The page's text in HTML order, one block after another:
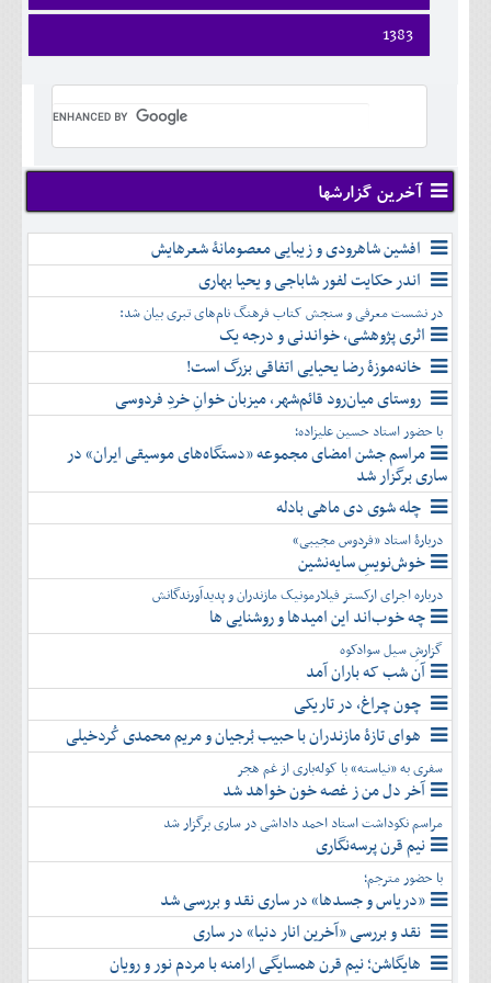
آبان
آذر
دی
بهمن
شهريور
مهر
آبان
آذر
تير
مرداد
شهريور
مهر
دی
بهمن
اسفند
ارديبهشت
خرداد
تير
مرداد
آبان
آذر
دی
بهمن
اسفند
فروردين
ارديبهشت
خرداد
شهريور
مهر
آبان
آذر
دی
بهمن
اسفند
1383
فروردين
تير
مرداد
شهريور
مهر
آبان
آذر
دی
بهمن
اسفند
آخرین گزارشها
افشین شاهرودی و زیبایی معصومانۀ شعرهایش
اندر حکایت لفور شاباجی و یحیا بهاری
در نشست معرفی و سنجش کتاب فرهنگ نام‌های تبری بیان شد:
اثری پژوهشی، خواندنی و درجه یک
خانه‌موزۀ رضا یحیایی اتفاقی بزرگ است!
روستای میان‌رود قائم‌شهر، میزبان خوانِ خردِ فردوسی
با حضور استاد حسین علیزاده؛
مراسم جشن امضای مجموعه «دستگاه‌های موسیقی ایران» در
ساری برگزار شد
چله شوی دی ماهی بادله
دربارۀ استاد «فردوس مجیبی»
خوش‌نویسِ سایه‌نشین
درباره اجرای ارکستر فیلارمونیک مازندران و پدیدآورندگانش
چه خوب‌اند این امیدها و روشنایی ها
گزارشِ سیل سوادکوه
آن شب که باران آمد
چون چراغ، در تاریکی
هوای تازۀ مازندران با حبیب بُرجیان و مریم محمدی کُردخیلی
سفری به «نیاسته» با کوله‌باری از غم هجر
آخر دل من ز غصه خون خواهد شد
مراسم نکوداشت استاد احمد داداشی در ساری برگزار شد
نیم قرن پرسه‌نگاری
با حضور مترجم؛
«دریاس و جسدها» در ساری نقد و بررسی شد
نقد و بررسی «آخرین انار دنیا» در ساری
هایگاشن؛ نیم قرن همسایگی ارامنه با مردم نور و رویان